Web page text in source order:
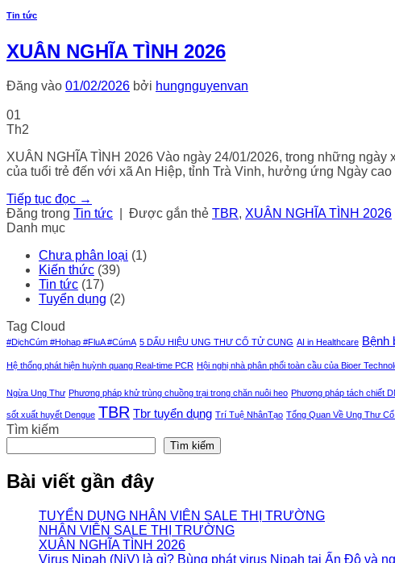
Tin tức
XUÂN NGHĨA TÌNH 2026
Đăng vào 01/02/2026 bởi hungnguyenvan
01
Th2
XUÂN NGHĨA TÌNH 2026 Vào ngày 24/01/2026, trong những
của tuổi trẻ đến với xã An Hiệp, tỉnh Trà Vinh, hưởng ứng Ngày
Tiếp tục đọc →
Đăng trong Tin tức Được gắn thẻ TBR, XUÂN NGHĨA TÌNH 2026
Danh mục
Chưa phân loại (1)
Kiến thức (39)
Tin tức (17)
Tuyển dụng (2)
Tag Cloud
#DịchCúm #Hohap #FluA #CúmA 5 DẤU HIỆU UNG THƯ CỔ TỬ CUNG AI in Healthcare Bệnh
Hệ thống phát hiện huỳnh quang Real-time PCR Hội nghị nhà phân phối toàn cầu của Bioer
Ngừa Ung Thư Phương pháp khử trùng chuồng trại trong chăn nuôi heo Phương pháp tách chiết
sốt xuất huyết Dengue TBR Tbr tuyển dụng Trí Tuệ NhânTạo Tổng Quan Về Ung Thư
Tìm kiếm
Tìm kiếm
Bài viết gần đây
TUYỂN DỤNG NHÂN VIÊN SALE THỊ TRƯỜNG
NHÂN VIÊN SALE THỊ TRƯỜNG
XUÂN NGHĨA TÌNH 2026
Virus Nipah (NiV) là gì? Bùng phát virus Nipah tại Ấn Độ và